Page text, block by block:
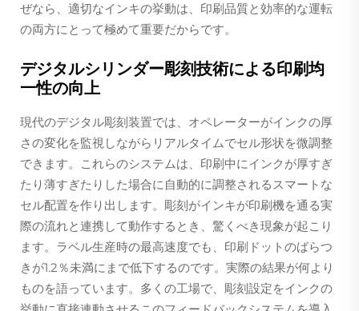
ぜなら、適切なインキの挙動は、印刷品質と効率的な運転
の両方にとって極めて重要だからです。
デジタルシリンダー彫刻技術による印刷均
一性の向上
現代のデジタル彫刻装置では、オペレーターがインクの厚
さの変化を監視しながらリアルタイムでセル形状を微調整
できます。これらのシステムは、印刷中にインクが厚すぎ
たり薄すぎたりした場合に自動的に調整されるスマートな
セル配置を作り出します。彫刻がインキが印刷機を通る実
際の流れと連携して動作するとき、驚くべき現象が起こり
ます。ラベル生産時の最高速度でも、印刷ドットのばらつ
きが1.2％未満にまで低下するのです。実際の結果が何より
ものを語っています。多くの工場で、彫刻設定をインクの